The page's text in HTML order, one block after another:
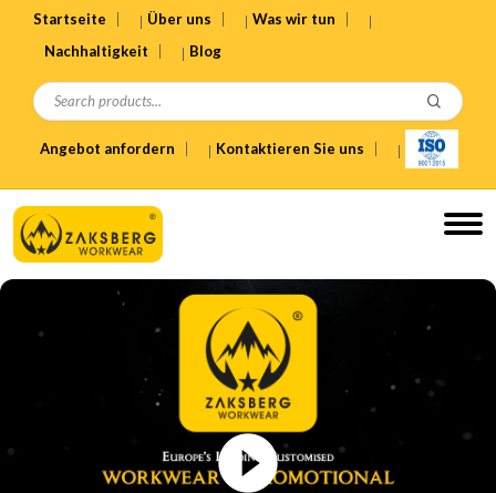
Startseite Über uns
Was wir tun
Nachhaltigkeit
Blog
Angebot anfordern Kontaktieren Sie uns